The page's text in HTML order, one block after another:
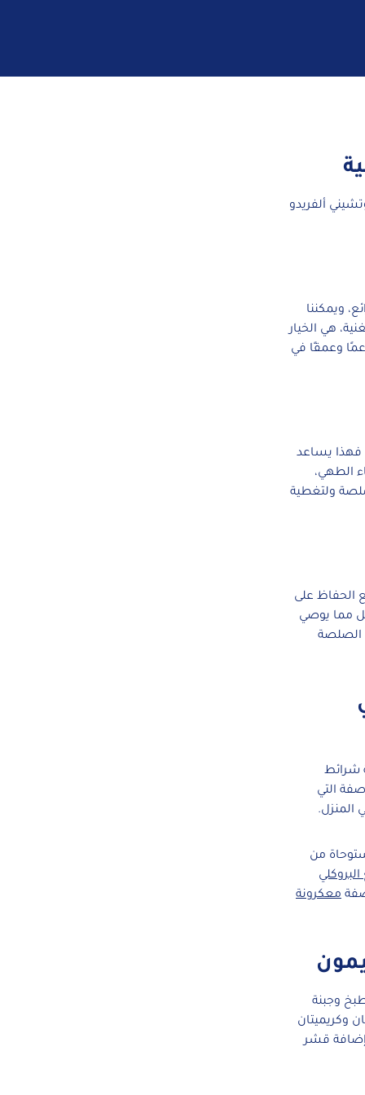
ألفريدو
ويمكننا
هي الخيار
وعمقًا في
فهذا يساعد
الطهي،
ولتغطية
الحفاظ على
مما يوصي
الصلصة
شرائط
التي
المنزل.
من
معكرونة
وجبنة
وكريميتان
إضافة قشر